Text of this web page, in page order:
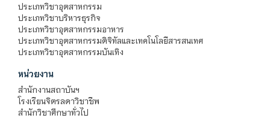
ประเภทวิชาอุตสาหกรรม
ประเภทวิชาบริหารธุรกิจ
ประเภทวิชาอุตสาหกรรมอาหาร
ประเภทวิชาอุตสาหกรรมดิจิทัลและเทคโนโลยีสารสนเทศ
ประเภทวิชาอุตสาหกรรมบันเทิง
หน่วยงาน
สำนักงานสถาบันฯ
โรงเรียนจิตรลดาวิชาชีพ
สำนักวิชาศึกษาทั่วไป